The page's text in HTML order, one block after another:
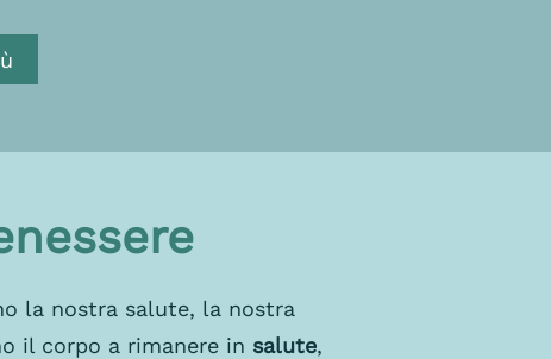
la nostra salute, la nostra
il corpo a rimanere in salute,